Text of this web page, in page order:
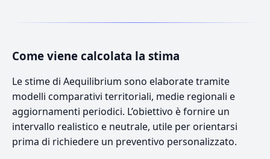
Come viene calcolata la stima
Le stime di Aequilibrium sono elaborate tramite
modelli comparativi territoriali, medie regionali e
aggiornamenti periodici. L’obiettivo è fornire un
intervallo realistico e neutrale, utile per orientarsi
prima di richiedere un preventivo personalizzato.